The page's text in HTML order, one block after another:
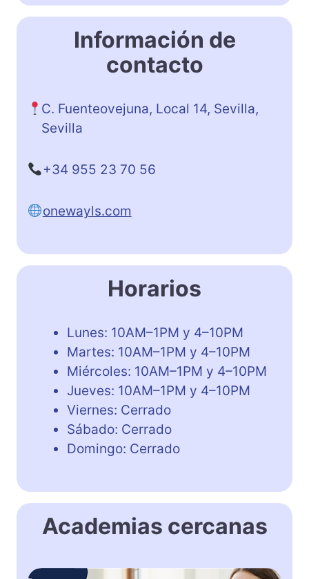
Información de
contacto
C. Fuenteovejuna, Local 14, Sevilla,
Sevilla
+34 955 23 70 56
onewayls.com
Horarios
Lunes: 10AM–1PM y 4–10PM
Martes: 10AM–1PM y 4–10PM
Miércoles: 10AM–1PM y 4–10PM
Jueves: 10AM–1PM y 4–10PM
Viernes: Cerrado
Sábado: Cerrado
Domingo: Cerrado
Academias cercanas
E